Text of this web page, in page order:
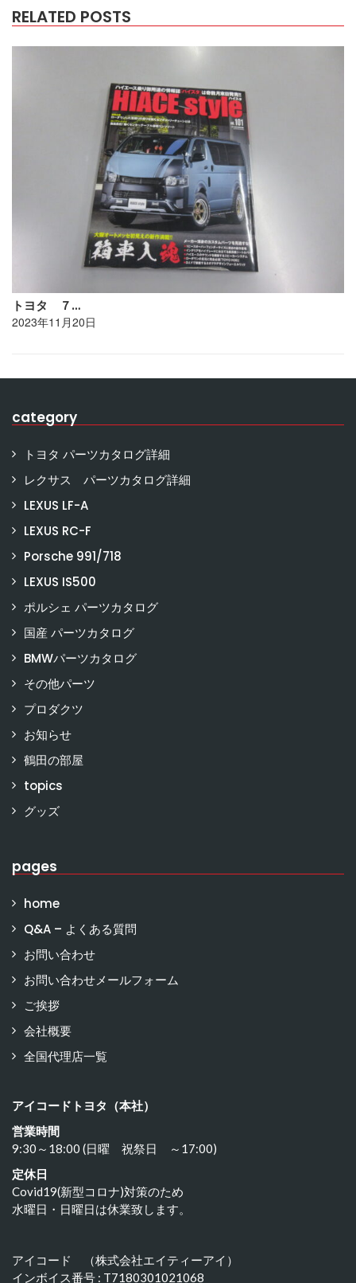
RELATED POSTS
トヨタ ７…
2023年11月20日
category
トヨタ パーツカタログ詳細
レクサス パーツカタログ詳細
LEXUS LF-A
LEXUS RC-F
Porsche 991/718
LEXUS IS500
ポルシェ パーツカタログ
国産 パーツカタログ
BMWパーツカタログ
その他パーツ
プロダクツ
お知らせ
鶴田の部屋
topics
グッズ
pages
home
Q&A – よくある質問
お問い合わせ
お問い合わせメールフォーム
ご挨拶
会社概要
全国代理店一覧
アイコードトヨタ（本社）
営業時間
9:30～18:00 (日曜 祝祭日 ～17:00)
定休日
Covid19(新型コロナ)対策のため
水曜日・日曜日は休業致します。
アイコード （株式会社エイティーアイ）
インボイス番号 : T7180301021068